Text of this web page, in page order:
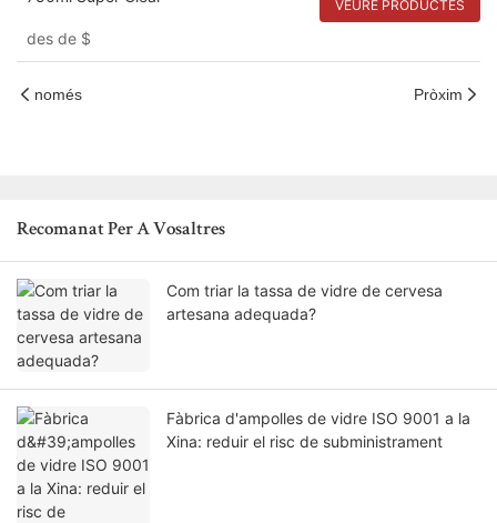
des de $
VEURE PRODUCTES
només Pròxim
Recomanat Per A Vosaltres
Com triar la tassa de vidre de cervesa
artesana adequada?
Fàbrica d'ampolles de vidre ISO 9001 a la
Xina: reduir el risc de subministrament